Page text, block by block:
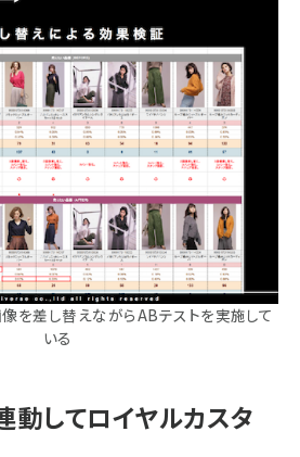
を差し替えながらABテストを実施して
いる
動してロイヤルカスタ